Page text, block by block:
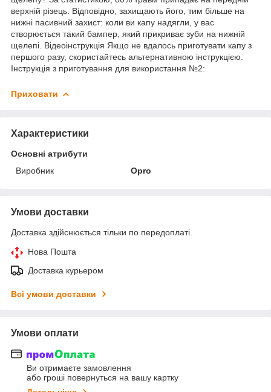
верхній різець. Відповідно, захищають його, тим більше на
нижні пасивний захист: коли ви капу надягли, у вас
створюється такий бампер, який прикриває зуби на нижній
щелепі. Відеоінструкція Якщо не вдалось приготувати капу з
першого разу, скористайтесь альтернативною інструкцією.
Інструкція з приготування для використання №2:
Приховати
Характеристики
Основні атрибути
Виробник
Opro
Умови доставки
Доставка здійснюється тільки по передоплаті.
Нова Пошта
Доставка курьером
Всі умови доставки
Умови оплати
Ви отримаєте замовлення
або гроші повернуться на вашу картку